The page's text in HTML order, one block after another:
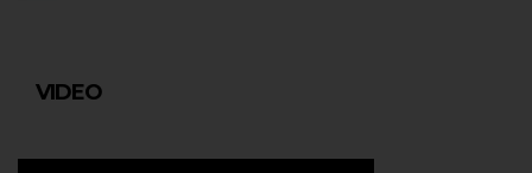
VIDEO